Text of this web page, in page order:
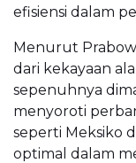
efisiensi dalam
Menurut
dari kekayaan
sepenuhnya
menyoroti
seperti Meksiko
optimal dalam